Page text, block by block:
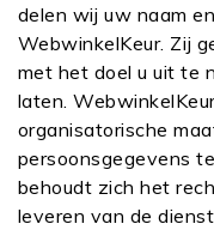
delen wij uw naam
WebwinkelKeur. Zij
met het doel u uit te
laten.
organisatorische
persoonsgegevens
behoudt zich het
leveren van de